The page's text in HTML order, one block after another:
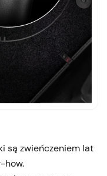
są zwieńczeniem lat
how.